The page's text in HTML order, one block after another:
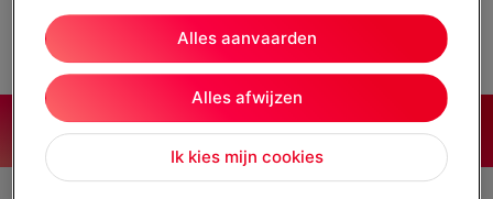
Onze winkels vandenborre.be
Ik kies mijn cookies
Alles afwijzen
Alles aanvaarden